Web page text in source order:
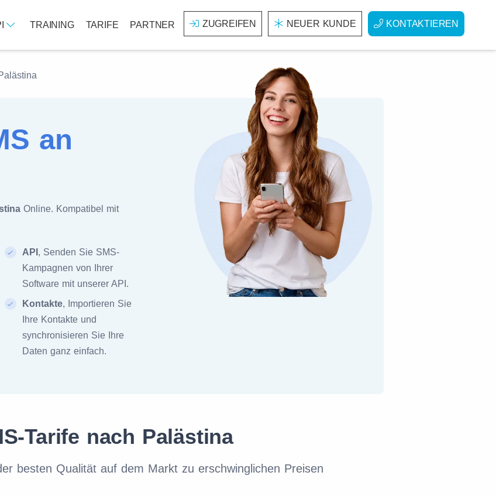
TRAINING TARIFE PARTNER ZUGREIFEN NEUER KUNDE KONTAKTIEREN
an
Online. Kompatibel mit
API , Senden Sie SMS-
Kampagnen von Ihrer
Software mit unserer API.
Kontakte, Importieren Sie
Ihre Kontakte und
synchronisieren Sie Ihre
Daten ganz einfach.
Tarife nach Palästina
besten Qualität auf dem Markt zu erschwinglichen Preisen